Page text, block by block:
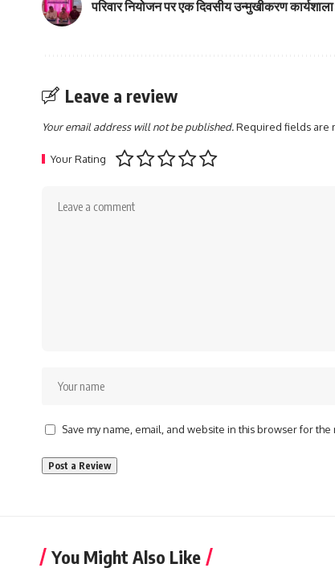
परिवार नियोजन पर एक दिवसीय उन्मुखीकरण
Leave a review
Your email address will not be published.Required fields are
Your Rating
Save my name, email, and website in this browser for
You Might Also Like